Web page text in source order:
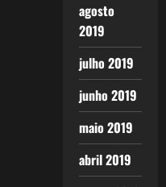
agosto
2019
julho 2019
junho 2019
maio 2019
abril 2019